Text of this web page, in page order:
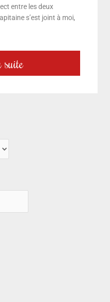
entre les deux
s’est joint à moi,